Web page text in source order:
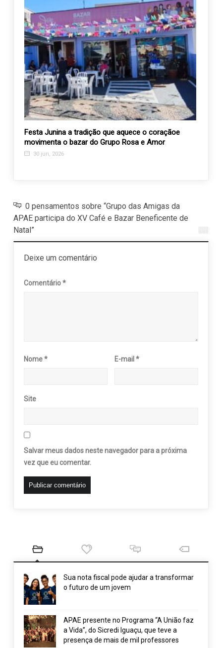
Festa Junina a tradição que aquece o coraçãoe
movimenta o bazar do Grupo Rosa e Amor
30 jun, 2026
0 pensamentos sobre “Grupo das Amigas da
APAE participa do XV Café e Bazar Beneficente de
Natal”
Deixe um comentário
Comentário*
Nome* E-mail*
Site
Salvar meus dados neste navegador para a próxima
vez que eu comentar.
Sua nota fiscal pode ajudar a transformar
o futuro de um jovem
APAE presente no Programa “A União faz
a Vida”, do Sicredi Iguaçu, que teve a
presença de mais de mil professores